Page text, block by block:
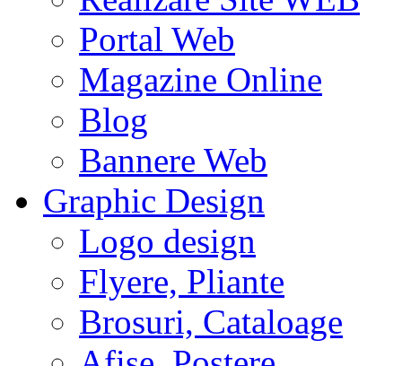
Portal Web
Magazine Online
Blog
Bannere Web
Graphic Design
Logo design
Flyere, Pliante
Brosuri, Cataloage